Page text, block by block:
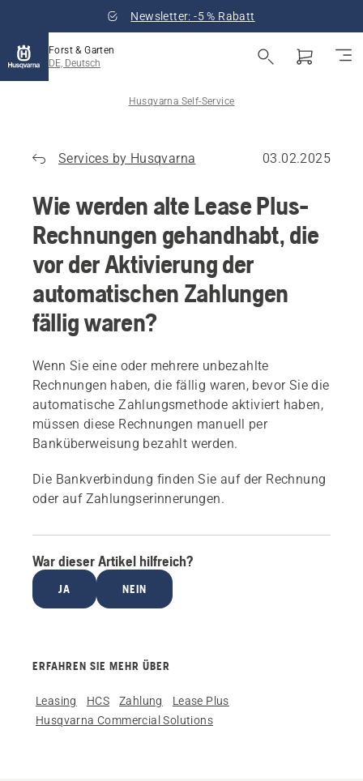
Newsletter: -5 % Rabatt
Forst & Garten
DE, Deutsch
Husqvarna Self-Service
Services by Husqvarna 03.02.2025
Wie werden alte Lease Plus-
Rechnungen gehandhabt, die
vor der Aktivierung der
automatischen Zahlungen
fällig waren?
Wenn Sie eine oder mehrere unbezahlte
Rechnungen haben, die fällig waren, bevor Sie die
automatische Zahlungsmethode aktiviert haben,
müssen diese Rechnungen manuell per
Banküberweisung bezahlt werden.
Die Bankverbindung finden Sie auf der Rechnung
oder auf Zahlungserinnerungen.
War dieser Artikel hilfreich?
JA NEIN
ERFAHREN SIE MEHR ÜBER
Leasing HCS Zahlung
Lease Plus
Husqvarna Commercial Solutions